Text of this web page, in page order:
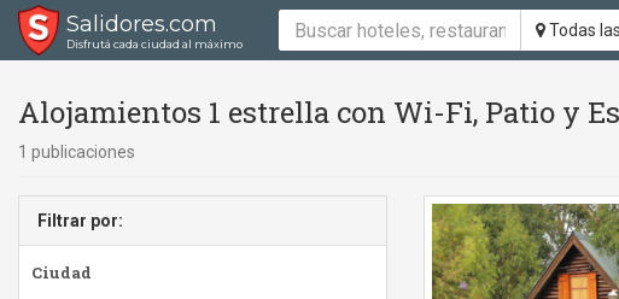
Salidores.com
Disfrutá cada ciudad al máximo
Todas
Alojamientos 1 estrella con Wi-Fi, Patio y
1 publicaciones
Filtrar por:
Ciudad